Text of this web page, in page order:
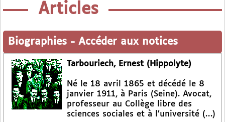
Articles
Biographies - Accéder aux notices
Tarbouriech, Ernest (Hippolyte)
Né le 18 avril 1865 et décédé le 8
janvier 1911, à Paris (Seine). Avocat,
professeur au Collège libre des
sciences sociales et à l’université (…)